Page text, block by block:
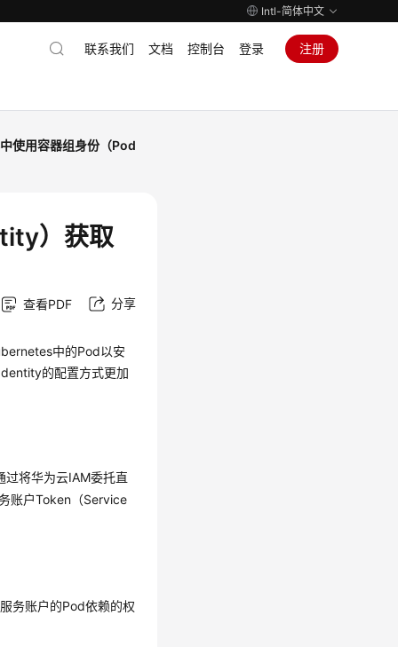
Intl-简体中文
联系我们 文档 控制台 登录 注册
使用容器组身份（Pod
）获取
查看PDF 分享
中的Pod以安
的配置方式更加
将华为云IAM委托直
账户Token（Service
务账户的Pod依赖的权